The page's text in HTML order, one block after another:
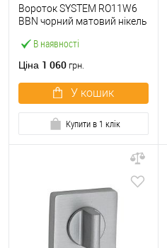
В наявності
Вороток SYSTEM RO11W6
BBN чорний матовий нікель
Ціна 1 060 грн.
У кошик
Купити в 1 клік